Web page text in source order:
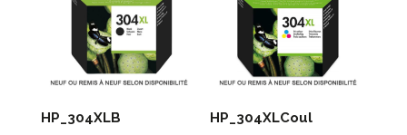
HP_304XLB HP_304XLCoul